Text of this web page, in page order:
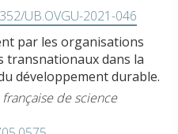
UB.OVGU-2021-046
par les organisations
transnationaux dans la
développement durable.
française de science